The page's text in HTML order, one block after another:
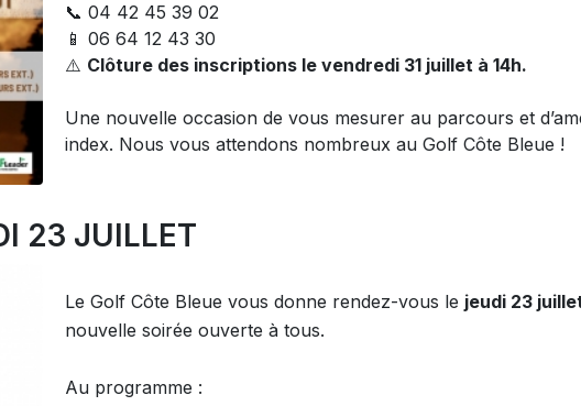
📞 04 42 45 39 02
📱 06 64 12 43 30
⚠️ Clôture des inscriptions le vendredi 31 juillet à 14h.
Une nouvelle occasion de vous mesurer au parcours et
index. Nous vous attendons nombreux au Golf Côte Bleue !
23 JUILLET
Le Golf Côte Bleue vous donne rendez-vous le jeudi 23
nouvelle soirée ouverte à tous.
Au programme :